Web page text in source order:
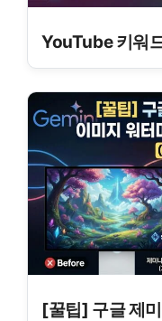
YouTube 키워
[꿀팁] 구글 제